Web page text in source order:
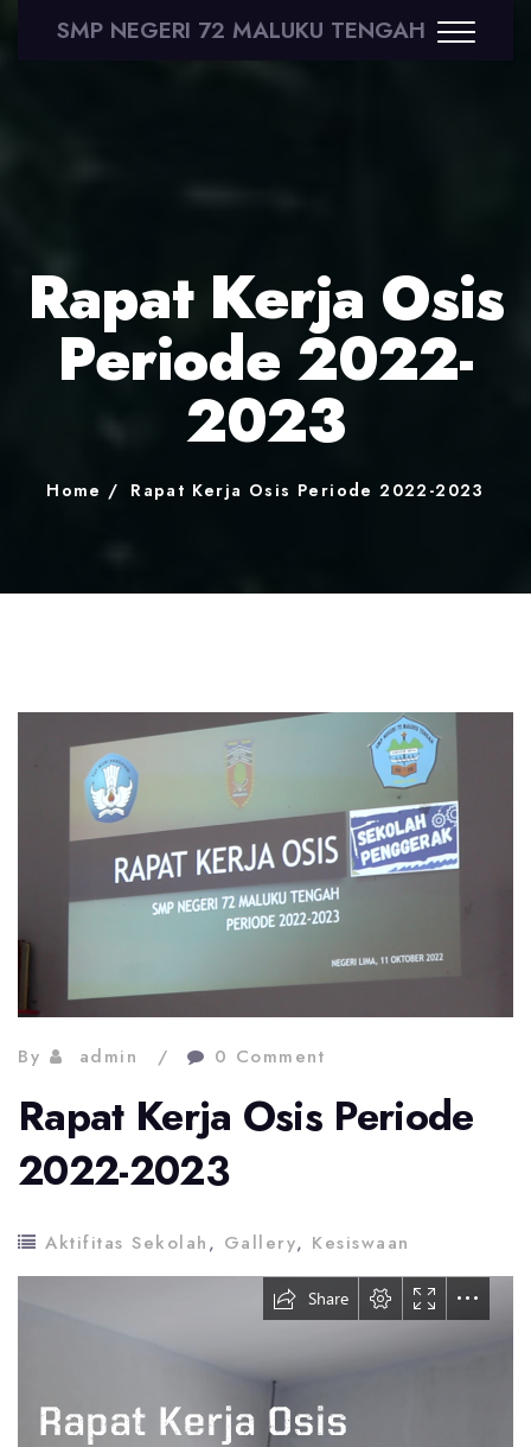
SMP NEGERI 72 MALUKU TENGAH
Rapat Kerja Osis
Periode 2022-
2023
Home Rapat Kerja Osis Periode 2022-2023
By admin 0 Comment
Rapat Kerja Osis Periode
2022-2023
Aktifitas Sekolah, Gallery, Kesiswaan